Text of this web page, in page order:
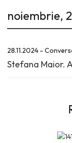
noiembrie,
28.11.2024 -
Stefana Maior.